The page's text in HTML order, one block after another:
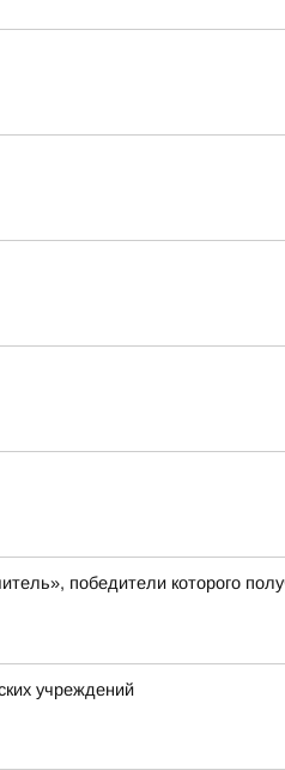
победители которого
учреждений